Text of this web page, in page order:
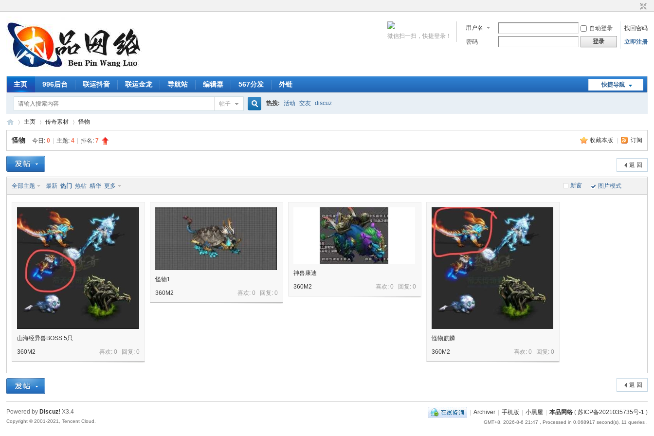
用户名 自动登录
找回密码
密码
登录 立即注册
微信扫一扫，快捷登录！
快捷导航
主页 996后台 联运抖音 联运金龙 导航站 编辑器 567分发 外链
帖子 热搜: 活动 交友 discuz
»
主页
›
传奇素材 怪物
收藏本版 订阅
怪物 今日:0 主题:4 排名:7
返 回
新窗
全部主题 最新 热门 热帖 精华 更多 图片模式
山海经异兽BOSS 5只
喜欢: 0 回复:0
360M2
怪物1
喜欢: 0 回复:0
360M2
神兽康迪
喜欢: 0 回复:0
360M2
怪物麒麟
喜欢: 0 回复:0
360M2
返 回
| Archiver | 手机版 | 小黑屋 | 本品网络( 苏ICP备2021035735号-1 )
GMT+8, 2026-8-6 21:47 , Processed in 0.068917 second(s), 11 queries .
Powered by Discuz! X3.4
Copyright © 2001-2021, Tencent Cloud.